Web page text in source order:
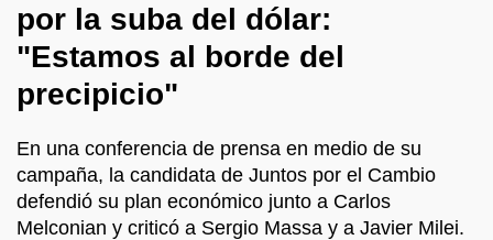
por la suba del dólar:
"Estamos al borde del
precipicio"
En una conferencia de prensa en medio de su
campaña, la candidata de Juntos por el Cambio
defendió su plan económico junto a Carlos
Melconian y criticó a Sergio Massa y a Javier Milei.